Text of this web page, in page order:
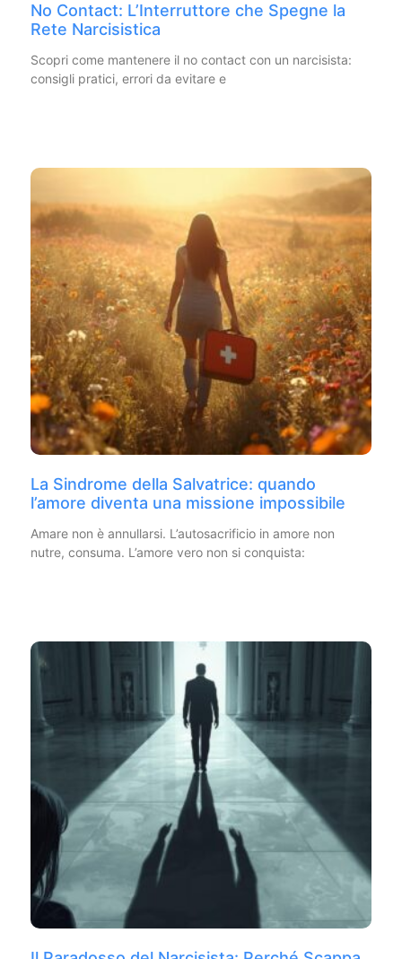
No Contact: L’Interruttore che Spegne la
Rete Narcisistica
Scopri come mantenere il no contact con un narcisista:
consigli pratici, errori da evitare e
La Sindrome della Salvatrice: quando
l’amore diventa una missione impossibile
Amare non è annullarsi. L’autosacrificio in amore non
nutre, consuma. L’amore vero non si conquista: